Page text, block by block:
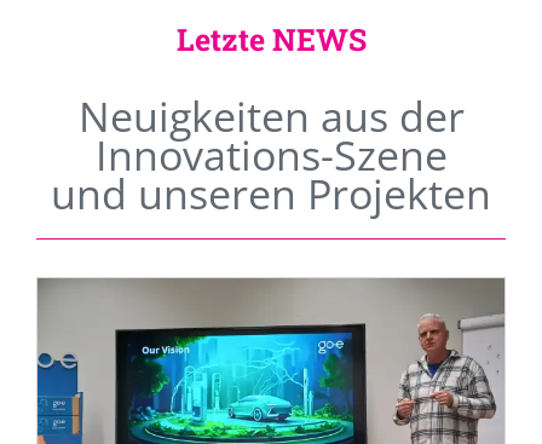
Letzte NEWS
Neuigkeiten aus der
Innovations-Szene
und unseren Projekten